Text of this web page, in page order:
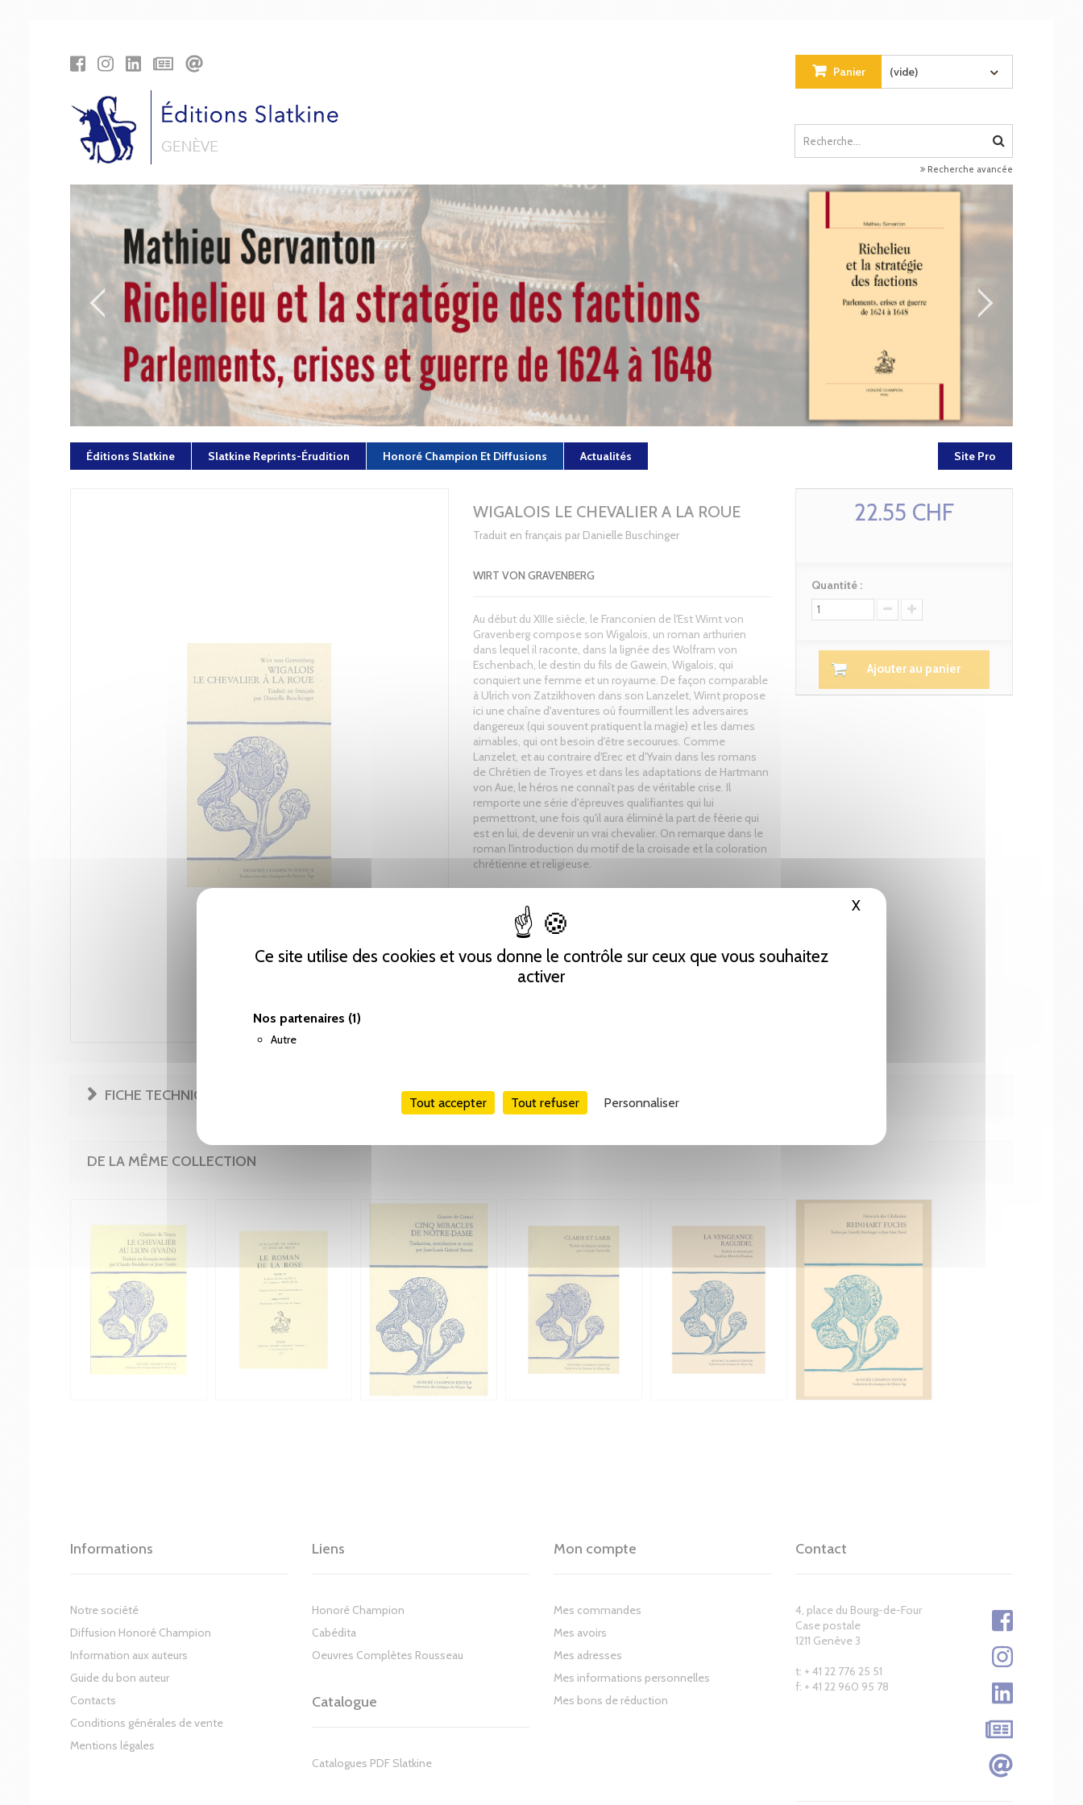
Ce site utilise des cookies et vous donne le contrôle sur ceux que vous souhaitez
activer
Nos partenaires (1)
Autre
Tout accepter Tout refuser Personnaliser
X Masquer le bandeau des cookies
Panier (vide)
Recherche avancée
Éditions Slatkine Slatkine Reprints-Érudition Honoré Champion Et Diffusions Actualités Site Pro
WIGALOIS LE CHEVALIER A LA ROUE
Traduit en français par Danielle Buschinger
WIRT VON GRAVENBERG
Au début du XIIIe siècle, le Franconien de l'Est Wirnt von
Gravenberg compose son Wigalois, un roman arthurien
dans lequel il raconte, dans la lignée des Wolfram von
Eschenbach, le destin du fils de Gawein, Wigalois, qui
conquiert une femme et un royaume. De façon comparable
à Ulrich von Zatzikhoven dans son Lanzelet, Wirnt propose
ici une chaîne d'aventures où fourmillent les adversaires
dangereux (qui souvent pratiquent la magie) et les dames
aimables, qui ont besoin d'être secourues. Comme
Lanzelet, et au contraire d'Erec et d'Yvain dans les romans
de Chrétien de Troyes et dans les adaptations de Hartmann
von Aue, le héros ne connaît pas de véritable crise. Il
remporte une série d'épreuves qualifiantes qui lui
permettront, une fois qu'il aura éliminé la part de féerie qui
est en lui, de devenir un vrai chevalier. On remarque dans le
roman l'introduction du motif de la croisade et la coloration
chrétienne et religieuse.
Tweet Partager
22.55 CHF
Quantité :
Ajouter au panier
FICHE TECHNIQUE
DE LA MÊME COLLECTION
Informations
Notre société
Diffusion Honoré Champion
Information aux auteurs
Guide du bon auteur
Contacts
Conditions générales de vente
Mentions légales
Liens
Honoré Champion
Cabédita
Oeuvres Complètes Rousseau
Catalogue
Catalogues PDF Slatkine
Mon compte
Mes commandes
Mes avoirs
Mes adresses
Mes informations personnelles
Mes bons de réduction
Contact
4, place du Bourg-de-Four
Case postale
1211 Genève 3
t: + 41 22 776 25 51
f: + 41 22 960 95 78